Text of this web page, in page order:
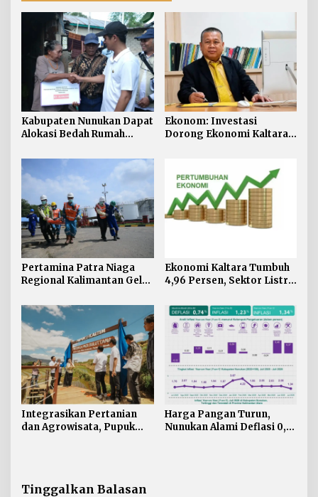
Kabupaten Nunukan Dapat
Alokasi Bedah Rumah
916 Unit
Ekonom: Investasi
Dorong Ekonomi Kaltara,
Pertamina Patra Niaga
Regional Kalimantan Gelar
Fuel Terminal Tarakan
Ekonomi Kaltara Tumbuh
4,96 Persen, Sektor Listrik
Integrasikan Pertanian
dan Agrowisata, Pupuk
Harga Pangan Turun,
Nunukan Alami Deflasi 0,74
Tinggalkan Balasan